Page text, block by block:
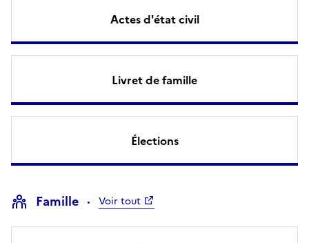
Actes d'état civil
Livret de famille
Élections
Famille Voir tout